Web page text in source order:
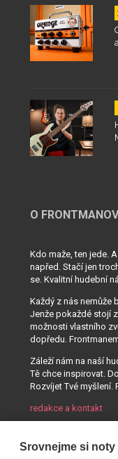
O
Kdo maže, ten jede.
napřed. Stačí jen
se. Kvalitní hudební
Každý z nás nemůže
Jenže pokaždé stojí
možnosti vlastního
dopředu.
Záleží nám na naší
Tě chce inspirovat.
Rozvíjet Tvé myšlení.
redakce a kontakt
Srovnejme si noty